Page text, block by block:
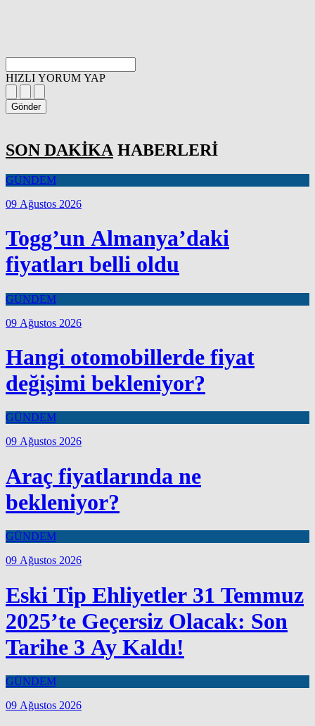
HIZLI YORUM YAP
Gönder
SON DAKİKA HABERLERİ
GÜNDEM
09 Ağustos 2026
Togg’un Almanya’daki
fiyatları belli oldu
GÜNDEM
09 Ağustos 2026
Hangi otomobillerde fiyat
değişimi bekleniyor?
GÜNDEM
09 Ağustos 2026
Araç fiyatlarında ne
bekleniyor?
GÜNDEM
09 Ağustos 2026
Eski Tip Ehliyetler 31 Temmuz
2025’te Geçersiz Olacak: Son
Tarihe 3 Ay Kaldı!
GÜNDEM
09 Ağustos 2026